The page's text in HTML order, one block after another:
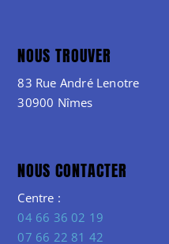
NOUS TROUVER
83 Rue André Lenotre
30900 Nîmes
NOUS CONTACTER
Centre :
04 66 36 02 19
07 66 22 81 42